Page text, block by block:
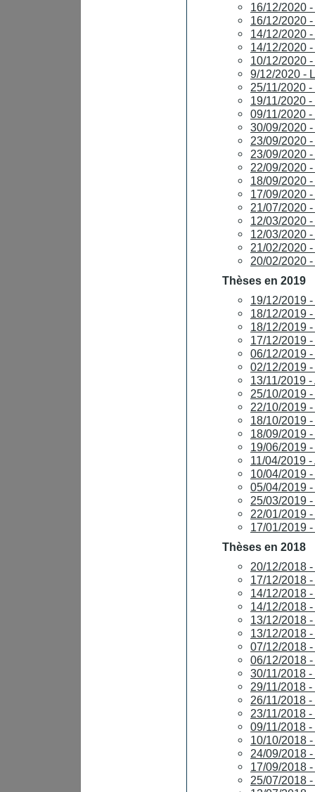
16/12/2020
16/12/2020
14/12/2020
14/12/2020
10/12/2020
9/12/2020 -
25/11/2020
19/11/2020
09/11/2020
30/09/2020
23/09/2020
23/09/2020
22/09/2020
18/09/2020
17/09/2020
21/07/2020
12/03/2020
12/03/2020
21/02/2020
20/02/2020
Thèses en 2019
19/12/2019
18/12/2019
18/12/2019
17/12/2019
06/12/2019
02/12/2019
13/11/2019
25/10/2019
22/10/2019
18/10/2019
18/09/2019
19/06/2019
11/04/2019
10/04/2019
05/04/2019
25/03/2019
22/01/2019
17/01/2019
Thèses en 2018
20/12/2018
17/12/2018
14/12/2018
14/12/2018
13/12/2018
13/12/2018
07/12/2018
06/12/2018
30/11/2018
29/11/2018
26/11/2018
23/11/2018
09/11/2018
10/10/2018
24/09/2018
17/09/2018
25/07/2018